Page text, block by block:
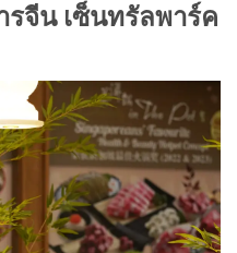
รจีน เซ็นทรัลพาร์ค